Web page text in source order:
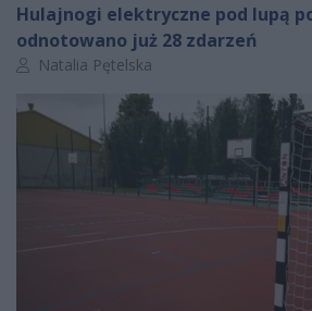
Hulajnogi elektryczne pod lupą
odnotowano już 28 zdarzeń
Autor artykułu:
Natalia Pętelska